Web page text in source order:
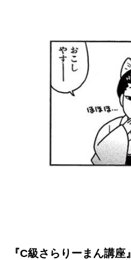
『C級さらりーまん講座』